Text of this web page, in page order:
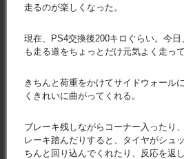
走るのが楽しくなった。
現在、PS4交換後200キロぐらい。今
も走る道をちょっとだけ元気よく走って
きちんと荷重をかけてサイドウォール
くきれいに曲がってくれる。
ブレーキ残しながらコーナー入ったり
レーキ踏んだりすると、タイヤがシュ
ちんと回り込んでくれたり、反応を返